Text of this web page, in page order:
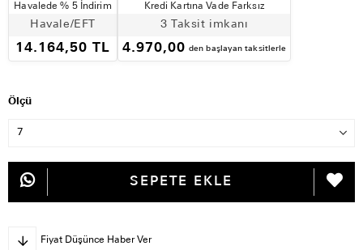
Havalede % 5 İndirim
Havale/EFT
14.164,50 TL
Kredi Kartına Vade Farksız
3 Taksit imkanı
4.970,00 den başlayan taksitlerle
Ölçü
Fiyat Düşünce Haber Ver